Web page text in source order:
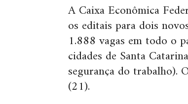
A Caixa Econômica
os editais para dois
1.888 vagas em todo o
cidades de Santa
segurança do trabalho).
(21).